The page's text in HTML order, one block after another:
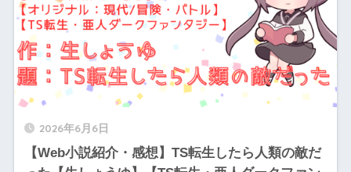
2026年6月6日
【Web小説紹介・感想】TS転生したら人類の敵だ